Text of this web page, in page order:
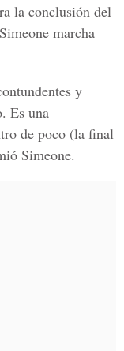
la conclusión del
marcha
y
Es una
de poco (la final
Simeone.